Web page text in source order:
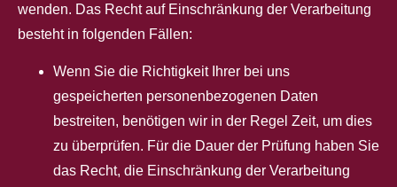
wenden. Das Recht auf Einschränkung der Verarbeitung
besteht in folgenden Fällen:
Wenn Sie die Richtigkeit Ihrer bei uns
gespeicherten personenbezogenen Daten
bestreiten, benötigen wir in der Regel Zeit, um dies
zu überprüfen. Für die Dauer der Prüfung haben Sie
das Recht, die Einschränkung der Verarbeitung